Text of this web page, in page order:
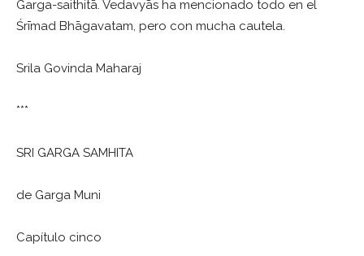
Garga-saithitā. Vedavyās ha mencionado todo en el
Śrīmad Bhāgavatam, pero con mucha cautela.
Srila Govinda Maharaj
***
SRI GARGA SAMHITA
de Garga Muni
Capítulo cinco